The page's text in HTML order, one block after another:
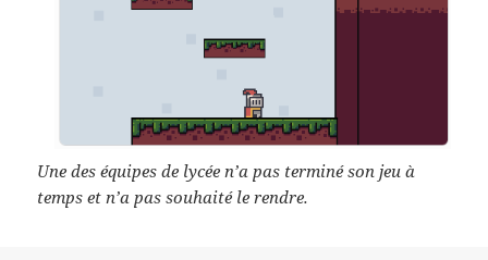
Une des équipes de lycée n’a pas terminé son jeu à
temps et n’a pas souhaité le rendre.